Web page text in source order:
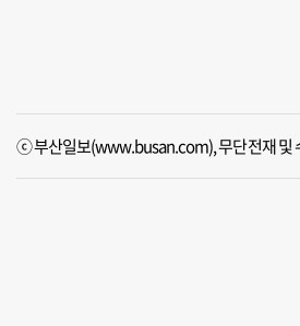
ⓒ 부산일보(www.busan.com), 무단전재 및